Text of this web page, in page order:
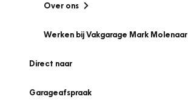
Over ons
Werken bij Vakgarage Mark Molenaar
Direct naar
Garageafspraak